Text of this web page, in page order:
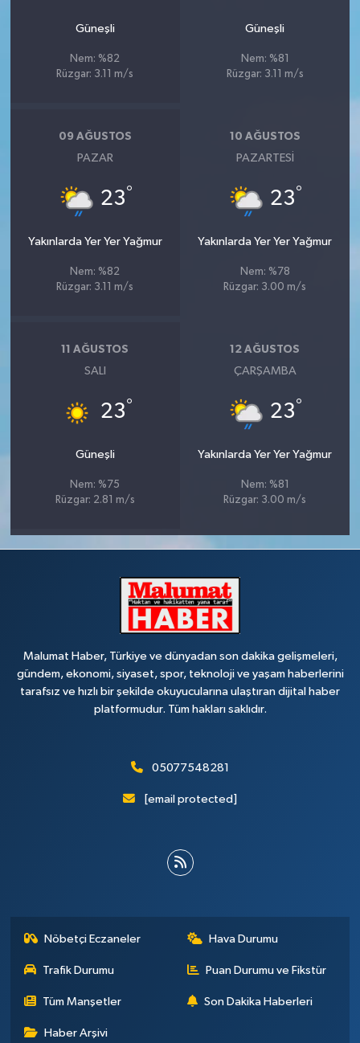
Güneşli
Nem: %82
Rüzgar: 3.11 m/s
Güneşli
Nem: %81
Rüzgar: 3.11 m/s
09 AĞUSTOS
PAZAR
23°
Yakınlarda Yer Yer Yağmur
Nem: %82
Rüzgar: 3.11 m/s
10 AĞUSTOS
PAZARTESI
23°
Yakınlarda Yer Yer Yağmur
Nem: %78
Rüzgar: 3.00 m/s
11 AĞUSTOS
SALI
23°
Güneşli
Nem: %75
Rüzgar: 2.81 m/s
12 AĞUSTOS
ÇARŞAMBA
23°
Yakınlarda Yer Yer Yağmur
Nem: %81
Rüzgar: 3.00 m/s
Malumat Haber, Türkiye ve dünyadan son dakika gelişmeleri,
gündem, ekonomi, siyaset, spor, teknoloji ve yaşam haberlerini
tarafsız ve hızlı bir şekilde okuyucularına ulaştıran dijital haber
platformudur. Tüm hakları saklıdır.
05077548281
[email protected]
Nöbetçi Eczaneler Hava Durumu
Trafik Durumu Puan Durumu ve Fikstür
Tüm Manşetler Son Dakika Haberleri
Haber Arşivi